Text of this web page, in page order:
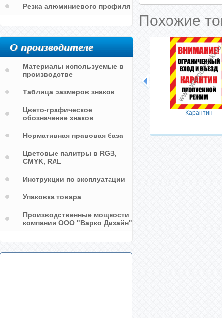
Похожие
Карантин
Резка алюминиевого профиля
О производителе
Материалы используемые в
производстве
Таблица размеров знаков
Цвето-графическое
обозначение знаков
Нормативная правовая база
Цветовые палитры в RGB,
CMYK, RAL
Инструкции по эксплуатации
Упаковка товара
Производственные мощности
компании ООО "Варко Дизайн"